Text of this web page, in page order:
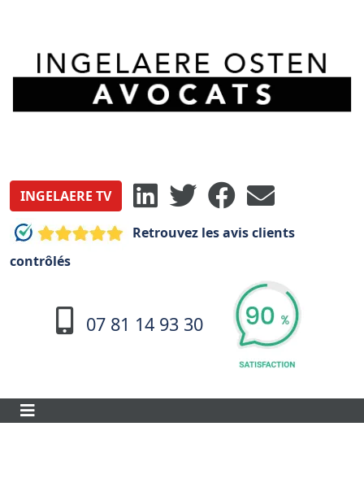
INGELAERE TV
Retrouvez les avis clients
contrôlés
07 81 14 93 30